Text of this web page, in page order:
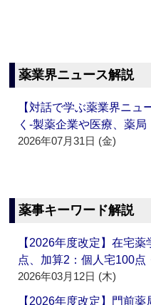
薬業界ニュース解説
【対話で学ぶ薬業界ニ
く‐製薬企業や医療、薬
2026年07月31日 (金)
薬事キーワード解説
【2026年度改定】在宅
点、加算2：個人宅100
2026年03月12日 (木)
【2026年度改定】門前